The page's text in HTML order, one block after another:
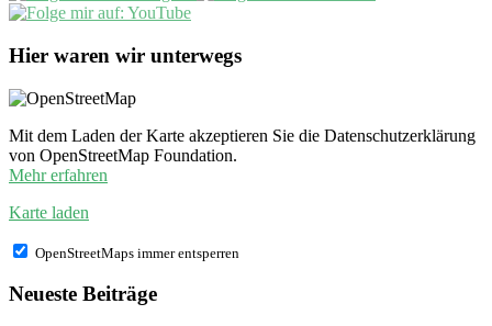
Hier waren wir unterwegs
Mit dem Laden der Karte akzeptieren Sie die Datenschutzerklärung
von OpenStreetMap Foundation.
Mehr erfahren
Karte laden
OpenStreetMaps immer entsperren
Neueste Beiträge